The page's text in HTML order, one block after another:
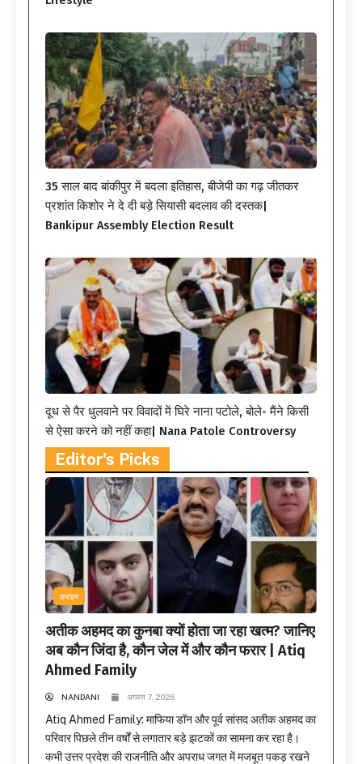
35 साल बाद बांकीपुर में बदला इतिहास, बीजेपी का गढ़ जीतकर
प्रशांत किशोर ने दे दी बड़े सियासी बदलाव की दस्तक|
Bankipur Assembly Election Result
दूध से पैर धुलवाने पर विवादों में घिरे नाना पटोले, बोले- मैंने किसी
से ऐसा करने को नहीं कहा| Nana Patole Controversy
Editor's Picks
क्राइम
अतीक अहमद का कुनबा क्यों होता जा रहा खत्म? जानिए
अब कौन जिंदा है, कौन जेल में और कौन फरार | Atiq
Ahmed Family
NANDANI अगस्त 7, 2026
Atiq Ahmed Family: माफिया डॉन और पूर्व सांसद अतीक अहमद का
परिवार पिछले तीन वर्षों से लगातार बड़े झटकों का सामना कर रहा है।
कभी उत्तर प्रदेश की राजनीति और अपराध जगत में मजबूत पकड़ रखने